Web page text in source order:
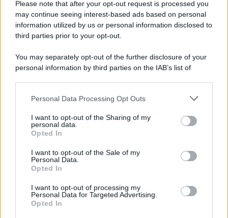
Please note that after your opt-out request is processed you
may continue seeing interest-based ads based on personal
information utilized by us or personal information disclosed to
third parties prior to your opt-out.
You may separately opt-out of the further disclosure of your
personal information by third parties on the IAB’s list of
This information may also be disclosed by us to third parties
disclose it to other third parties.
Please note that this website/app uses one or more Google
services and may gather and store information including but
not limited to your visit or usage behaviour. You may click to
grant or deny consent to Google and its third-party tags to
consent section.
Personal Data Processing Opt Outs
I want to opt-out of the Sharing of my
personal data.
Opted In
I want to opt-out of the Sale of my
Personal Data.
Opted In
I want to opt-out of processing my
Personal Data for Targeted Advertising.
Opted In